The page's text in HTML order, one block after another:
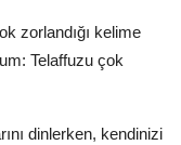
zorlandığı kelime
Telaffuzu çok
dinlerken, kendinizi